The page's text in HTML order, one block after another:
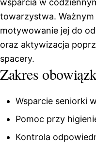
wsparcia w
towarzystwa.
motywowanie jej do
oraz aktywizacja
spacery.
Zakres
Wsparcie seniorki
Pomoc przy
Kontrola